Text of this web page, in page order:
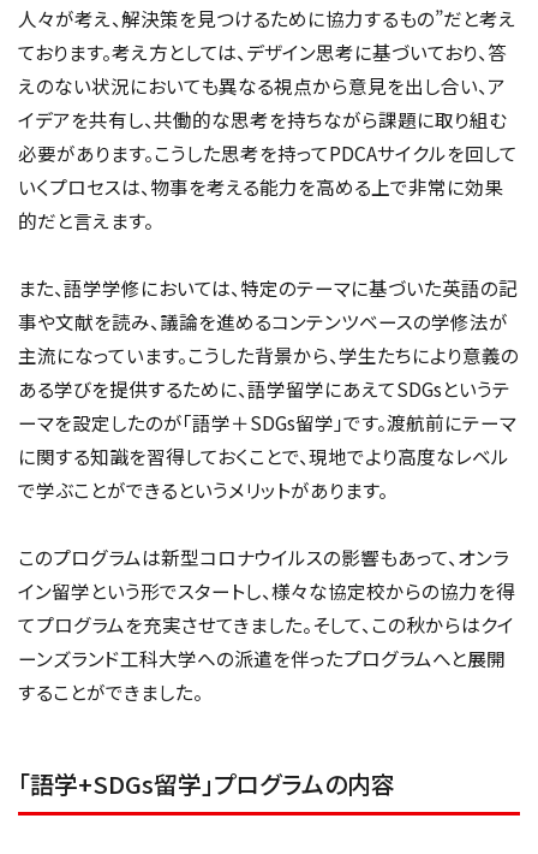
人々が考え、解決策を見つけるために協力するもの”だと考え
ております。考え方としては、デザイン思考に基づいており、答
えのない状況においても異なる視点から意見を出し合い、ア
イデアを共有し、共働的な思考を持ちながら課題に取り組む
必要があります。こうした思考を持ってPDCAサイクルを回して
いくプロセスは、物事を考える能力を高める上で非常に効果
的だと言えます。
また、語学学修においては、特定のテーマに基づいた英語の記
事や文献を読み、議論を進めるコンテンツベースの学修法が
主流になっています。こうした背景から、学生たちにより意義の
ある学びを提供するために、語学留学にあえてSDGsというテ
ーマを設定したのが「語学＋SDGs留学」です。渡航前にテーマ
に関する知識を習得しておくことで、現地でより高度なレベル
で学ぶことができるというメリットがあります。
このプログラムは新型コロナウイルスの影響もあって、オンラ
イン留学という形でスタートし、様々な協定校からの協力を得
てプログラムを充実させてきました。そして、この秋からはクイ
ーンズランド工科大学への派遣を伴ったプログラムへと展開
することができました。
「語学+SDGs留学」プログラムの内容